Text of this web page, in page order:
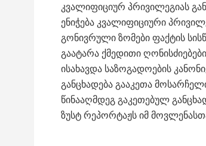
კვალიფიციურ პრივილეგიას
ენიჭება კვალიფიციური
გონივრული ზომები ფაქტის
გაატარა ქმედითი
ისახავდა საზოგადოების
განცხადება გააკეთა
წინააღმდეგ გაკეთებულ
ზუსტ რეპორტაჟს იმ